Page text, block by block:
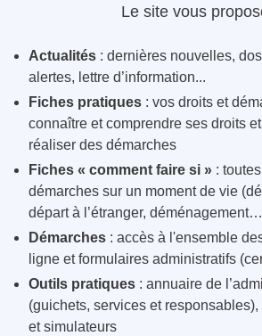
Le site vous
Actualités : dernières nouvelles,
alertes, lettre d’information...
Fiches pratiques : vos droits et
connaître et comprendre ses droits
réaliser des démarches
Fiches « comment faire si » :
démarches sur un moment de vie
départ à l’étranger,
Démarches : accès à l'ensemble
ligne et formulaires administratifs
Outils pratiques : annuaire de
(guichets, services et
et simulateurs